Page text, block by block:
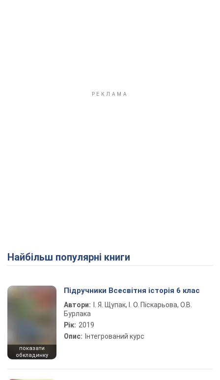
Найбільш популярні книги
показати
обкладинку
Підручники Всесвітня історія 6 клас
Автори:
І. Я. Щупак, І. О. Піскарьова, О.В.
Бурлака
Рік: 2019
Опис: Інтегрований курс